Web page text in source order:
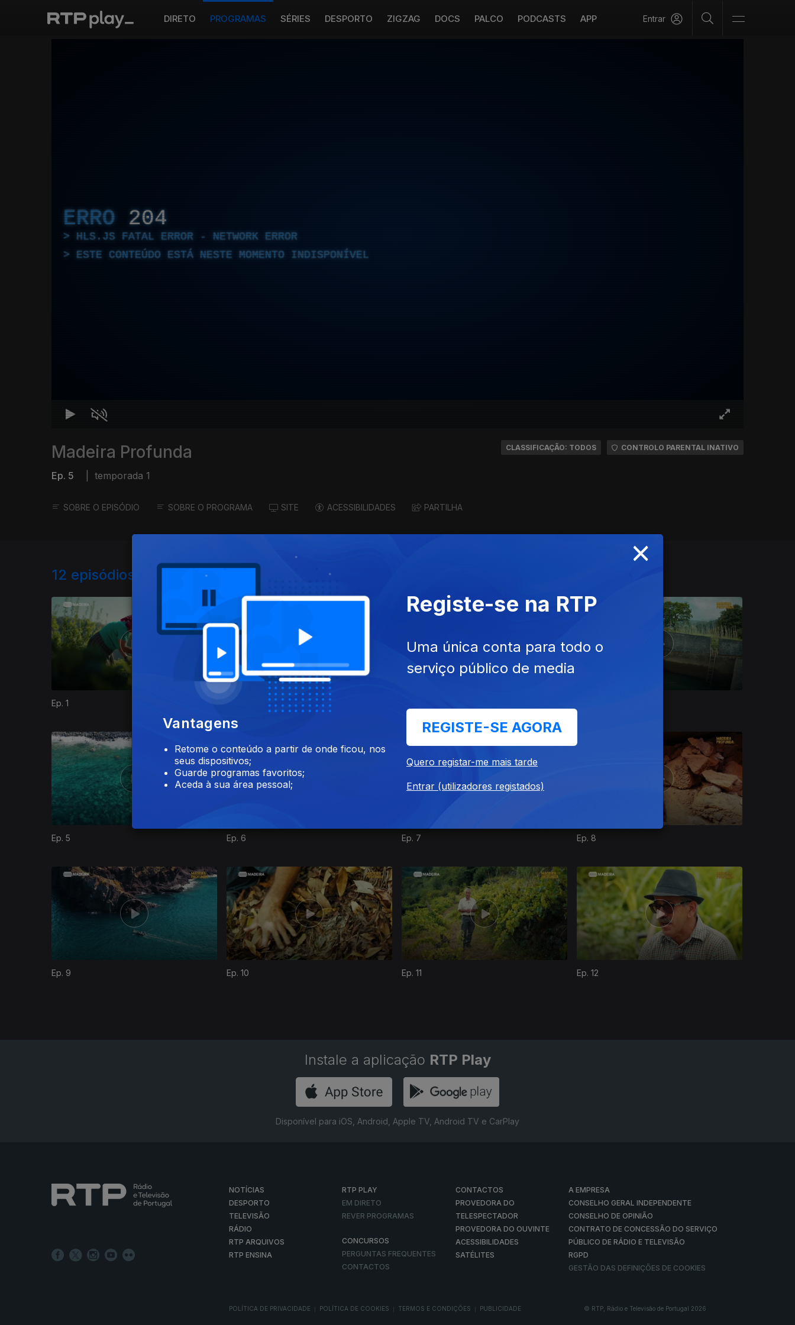
DIRETO PROGRAMAS SÉRIES DESPORTO ZIGZAG DOCS PALCO PODCASTS APP Entrar
ERRO 204
HLS.JS FATAL ERROR - NETWORK ERROR
ESTE CONTEÚDO ESTÁ NESTE MOMENTO INDISPONÍVEL
Madeira Profunda
Ep. 5 temporada 1
CLASSIFICAÇÃO: TODOS CONTROLO PARENTAL INATIVO
SOBRE O EPISÓDIO SOBRE O PROGRAMA SITE ACESSIBILIDADES PARTILHA
12 episódios disponíveis
Ep. 1
Ep. 5 Ep. 6 Ep. 7 Ep. 8
Ep. 9 Ep. 10 Ep. 11 Ep. 12
878038
Instale a aplicação RTP Play
Disponível para iOS, Android, Apple TV, Android TV e CarPlay
NOTÍCIAS
DESPORTO
TELEVISÃO
RÁDIO
RTP ARQUIVOS
RTP ENSINA
RTP PLAY
EM DIRETO
REVER PROGRAMAS
CONCURSOS
PERGUNTAS FREQUENTES
CONTACTOS
CONTACTOS
PROVEDORA DO
TELESPECTADOR
PROVEDORA DO OUVINTE
ACESSIBILIDADES
SATÉLITES
A EMPRESA
CONSELHO GERAL INDEPENDENTE
CONSELHO DE OPINIÃO
CONTRATO DE CONCESSÃO DO SERVIÇO
PÚBLICO DE RÁDIO E TELEVISÃO
RGPD
GESTÃO DAS DEFINIÇÕES DE COOKIES
POLÍTICA DE PRIVACIDADE POLÍTICA DE COOKIES TERMOS E CONDIÇÕES PUBLICIDADE © RTP, Rádio e Televisão de Portugal 2026
×
Vantagens
Retome o conteúdo a partir de onde ficou, nos
seus dispositivos;
Guarde programas favoritos;
Aceda à sua área pessoal;
Registe-se na RTP
Uma única conta para todo o
serviço público de media
REGISTE-SE AGORA
Quero registar-me mais tarde
Entrar (utilizadores registados)